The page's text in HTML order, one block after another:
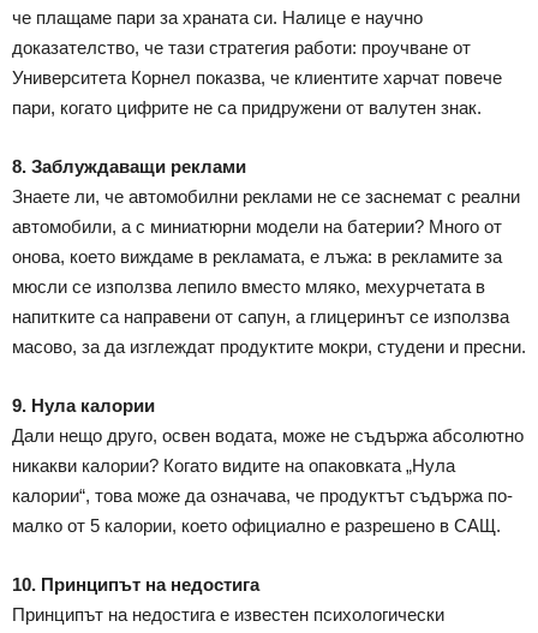
че плащаме пари за храната си. Налице е научно
доказателство, че тази стратегия работи: проучване от
Университета Корнел показва, че клиентите харчат повече
пари, когато цифрите не са придружени от валутен знак.
8. Заблуждаващи реклами
Знаете ли, че автомобилни реклами не се заснемат с реални
автомобили, а с миниатюрни модели на батерии? Много от
онова, което виждаме в рекламата, е лъжа: в рекламите за
мюсли се използва лепило вместо мляко, мехурчетата в
напитките са направени от сапун, а глицеринът се използва
масово, за да изглеждат продуктите мокри, студени и пресни.
9. Нула калории
Дали нещо друго, освен водата, може не съдържа абсолютно
никакви калории? Когато видите на опаковката „Нула
калории“, това може да означава, че продуктът съдържа по-
малко от 5 калории, което официално е разрешено в САЩ.
10. Принципът на недостига
Принципът на недостига е известен психологически